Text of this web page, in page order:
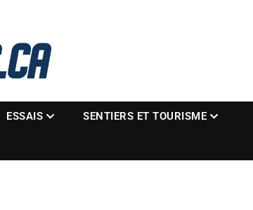
ESSAIS SENTIERS ET TOURISME